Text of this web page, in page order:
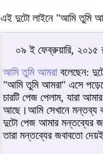
এই দুটো লাইনে "আমি তুমি
০৯ ই ফেব্রুয়ারি, ২০১৫
আমি তুমি আমরাবলেছেন:
"আমি তুমি আমরা" এসে
চারটি পেজ পেলাম, যারা
আছে।আমি সেখানে মন্তব্য
দুটো পেজ আমার মন্তব্যের
তারা মন্তব্যের জবাবতো